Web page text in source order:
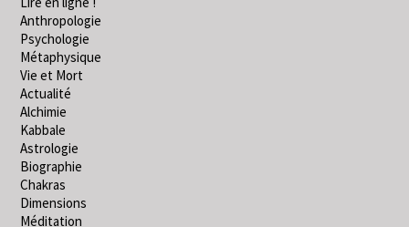
Anthropologie
Psychologie
Métaphysique
Vie et Mort
Actualité
Alchimie
Kabbale
Astrologie
Biographie
Chakras
Dimensions
Méditation